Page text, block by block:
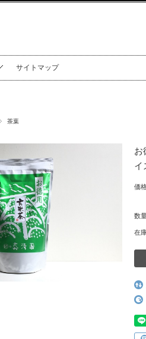
サイトマップ
茶葉
お
イ
価
数
在